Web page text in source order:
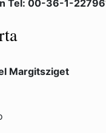
Tel: 00-36-1-
Margitsziget